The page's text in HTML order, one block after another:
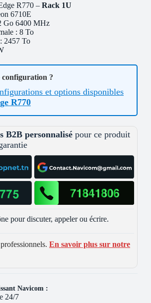
R770 – Rack 1U
6710E
Go 6400 MHz
: 8 To
2457 To
configuration ?
et options disponibles
R770
B2B personnalisé pour ce produit
pour discuter, appeler ou écrire.
En savoir plus sur notre
Navicom :
24/7